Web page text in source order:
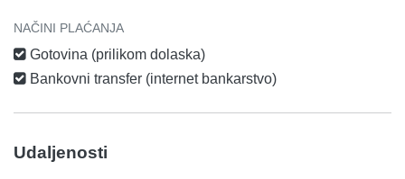
NAČINI PLAĆANJA
Gotovina (prilikom dolaska)
Bankovni transfer (internet bankarstvo)
Udaljenosti